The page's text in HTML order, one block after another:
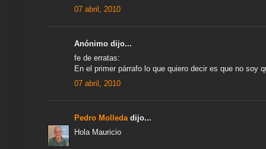
07 abril, 2010
Anónimo dijo...
fe de erratas:
En el primer párrafo lo que quiero decir es que no soy
07 abril, 2010
Pedro Molleda dijo...
Hola Mauricio